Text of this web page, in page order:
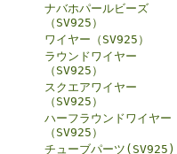
ナバホパールビーズ
（SV925）
ワイヤー（SV925）
ラウンドワイヤー
（SV925）
スクエアワイヤー
（SV925）
ハーフラウンドワイヤー
（SV925）
チューブパーツ(SV925)